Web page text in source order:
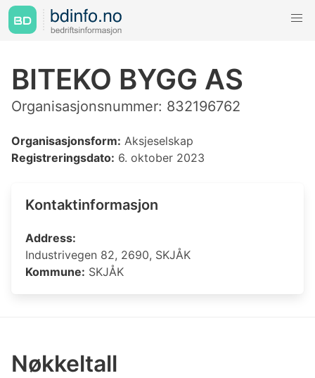
BITEKO BYGG AS
Organisasjonsnummer: 832196762
Organisasjonsform: Aksjeselskap
Registreringsdato: 6. oktober 2023
Kontaktinformasjon
Address:
Industrivegen 82, 2690, SKJÅK
Kommune: SKJÅK
Nøkkeltall